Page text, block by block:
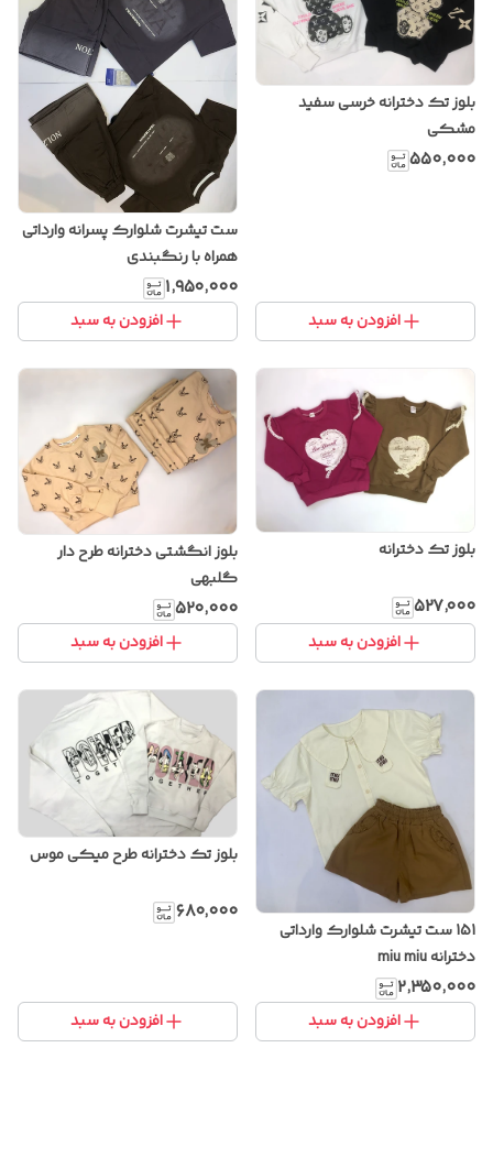
بلوز تک دخترانه خرسی سفید
مشکی
۵۵۰٬۰۰۰
افزودن به سبد
ست تیشرت شلوارک پسرانه وارداتی
همراه با رنگبندی
۱٬۹۵۰٬۰۰۰
افزودن به سبد
بلوز تک دخترانه
۵۲۷٬۰۰۰
افزودن به سبد
بلوز انگشتی دخترانه طرح دار
گلبهی
۵۲۰٬۰۰۰
افزودن به سبد
151 ست تیشرت شلوارک وارداتی
دخترانه miu miu
۲٬۳۵۰٬۰۰۰
افزودن به سبد
بلوز تک دخترانه طرح میکی موس
۶۸۰٬۰۰۰
افزودن به سبد